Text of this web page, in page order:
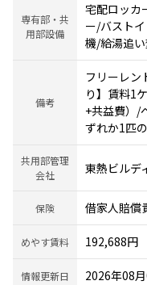
専有部・共
用部設備
宅配ロッカ
ー/バスト
機/給湯追
備考
フリーレン
り】賃料1
+共益費）/
ずれか1匹
共用部管理
会社
東熱ビルデ
保険 借家人賠償
めやす賃料 192,688円
情報更新日 2026年08